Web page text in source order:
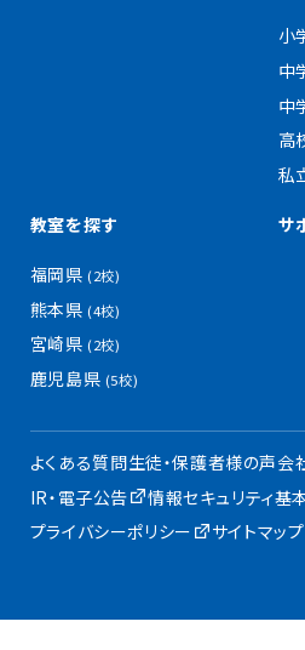
小
中
中
高
私
教室を探す
福岡県(2校)
熊本県(4校)
宮崎県(2校)
鹿児島県 (5校)
サ
よくある質問生徒・保護者様の声会
IR・電子公告
情報セキュリティ基
プライバシーポリシー
サイトマップ